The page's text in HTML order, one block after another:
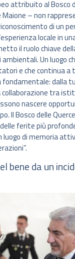
attribuito al Bosco
Maione – non
di un
locale in
il ruolo chiave
Un luogo
e che continua
dalla
collaborazione tra
nascere
Il Bosco delle
ferite più
di memoria
bene da un